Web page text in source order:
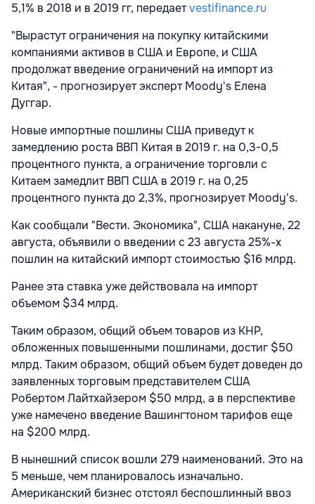
5,1% в 2018 и в 2019 гг, передаетvestifinance.ru
"Вырастут ограничения на покупку китайскими
компаниями активов в США и Европе, и США
продолжат введение ограничений на импорт из
Китая", - прогнозирует эксперт Moody's Елена
Дуггар.
Новые импортные пошлины США приведут к
замедлению роста ВВП Китая в 2019 г. на 0,3-0,5
процентного пункта, а ограничение торговли с
Китаем замедлит ВВП США в 2019 г. на 0,25
процентного пункта до 2,3%, прогнозирует Moody's.
Как сообщали "Вести. Экономика", США накануне, 22
августа, объявили о введении с 23 августа 25%-х
пошлин на китайский импорт стоимостью $16 млрд.
Ранее эта ставка уже действовала на импорт
объемом $34 млрд.
Таким образом, общий объем товаров из КНР,
обложенных повышенными пошлинами, достиг $50
млрд. Таким образом, общий объем будет доведен до
заявленных торговым представителем США
Робертом Лайтхайзером $50 млрд, а в перспективе
уже намечено введение Вашингтоном тарифов еще
на $200 млрд.
В нынешний список вошли 279 наименований. Это на
5 меньше, чем планировалось изначально.
Американский бизнес отстоял беспошлинный ввоз